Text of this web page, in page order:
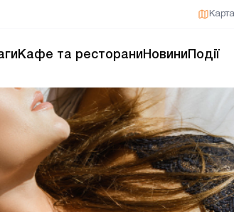
Кафе та ресторани Новини Події